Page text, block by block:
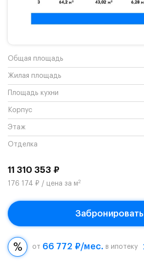
Общая площадь
Жилая площадь
Площадь кухни
Корпус
Этаж
Отделка
11 310 353 ₽
176 174 ₽ / цена за м2
Забронировать
от 66 772 ₽/мес. в ипотеку